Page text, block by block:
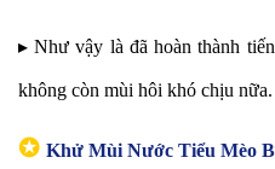
▸ Như vậy là đã hoàn thành
không còn mùi hôi khó chịu nữa.
✪ Khử Mùi Nước Tiểu Mèo